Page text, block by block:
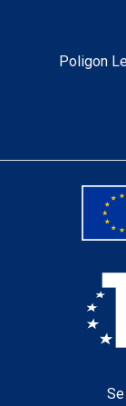
Poligon